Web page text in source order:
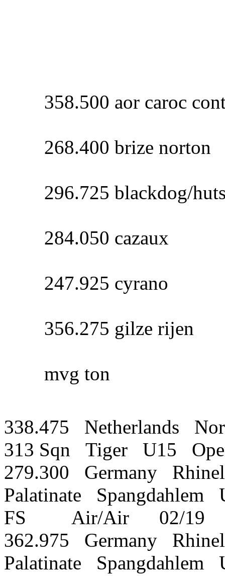
358.500 aor caroc
268.400 brize norton
296.725 blackdog/
284.050 cazaux
247.925 cyrano
356.275 gilze rijen
mvg ton
338.475 Netherlands
313 Sqn Tiger U15
279.300 Germany
Palatinate Spangdahlem
FS Air/Air 02/19
362.975 Germany
Palatinate Spangdahlem